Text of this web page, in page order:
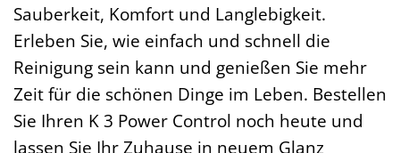
Sauberkeit, Komfort und Langlebigkeit.
Erleben Sie, wie einfach und schnell die
Reinigung sein kann und genießen Sie mehr
Zeit für die schönen Dinge im Leben. Bestellen
Sie Ihren K 3 Power Control noch heute und
lassen Sie Ihr Zuhause in neuem Glanz